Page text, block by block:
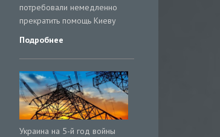
потребовали немедленно
прекратить помощь Киеву
Подробнее
Украина на 5-й год войны